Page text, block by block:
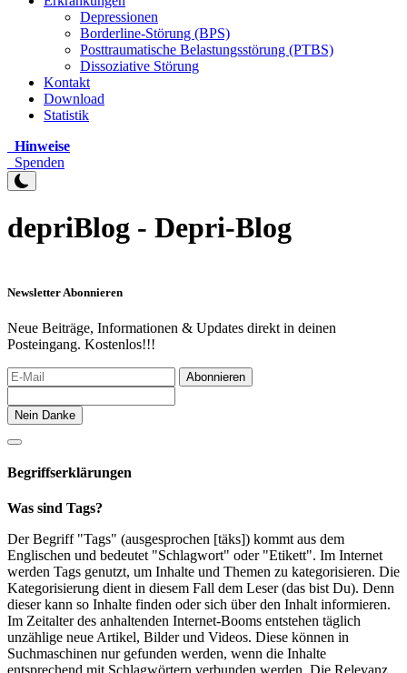
Depressionen
Borderline-Störung (BPS)
Posttraumatische Belastungsstörung (PTBS)
Dissoziative Störung
Kontakt
Download
Statistik
Hinweise
Spenden
depriBlog - Depri-Blog
Newsletter Abonnieren
Neue Beiträge, Informationen & Updates direkt in deinen
Posteingang. Kostenlos!!!
Abonnieren
Nein Danke
Begriffserklärungen
Was sind Tags?
Der Begriff "Tags" (ausgesprochen [täks]) kommt aus dem
Englischen und bedeutet "Schlagwort" oder "Etikett". Im Internet
werden Tags genutzt, um Inhalte und Themen zu kategorisieren. Die
Kategorisierung dient in diesem Fall dem Leser (das bist Du). Denn
dieser kann so Inhalte finden oder sich über den Inhalt informieren.
Im Zeitalter des anhaltenden Internet-Booms entstehen täglich
unzählige neue Artikel, Bilder und Videos. Diese können in
Suchmaschinen nur gefunden werden, wenn die Inhalte
entsprechend mit Schlagwörtern verbunden werden. Die Relevanz